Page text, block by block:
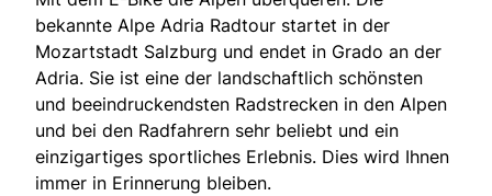
Heimatland ändern:
Österreich
bekannte Alpe Adria Radtour startet in der
Mozartstadt Salzburg und endet in Grado an der
Adria. Sie ist eine der landschaftlich schönsten
und beeindruckendsten Radstrecken in den Alpen
und bei den Radfahrern sehr beliebt und ein
einzigartiges sportliches Erlebnis. Dies wird Ihnen
immer in Erinnerung bleiben.